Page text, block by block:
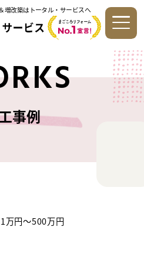
増改築はトータル・サービスへ
事例
万円～500万円